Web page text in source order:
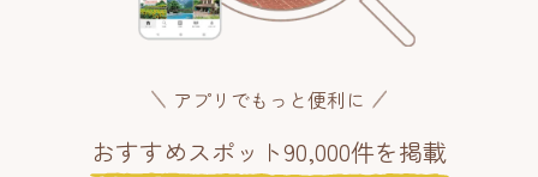
アプリでもっと便利に
おすすめスポット90,000件を掲載